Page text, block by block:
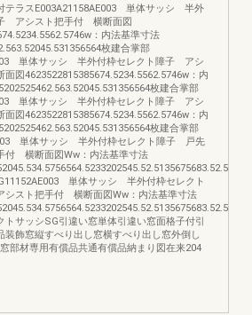
テラスE003A21158AE003 単体サッシ 半外
アシスト把手付 横断面図
：内法基準寸法
枚建合掌部
単体サッシ 半外付枠セレクト障子 アシ
図4623522815385674.5234.5562.5746w：内
枚建合掌部
単体サッシ 半外付枠セレクト障子 アシ
図4623522815385674.5234.5562.5746w：内
枚建合掌部
単体サッシ 半外付枠セレクト障子 戸先
横断面図Ww：内法基準寸法
単体サッシ 半外付枠セレクト
スト把手付 横断面図Ww：内法基準寸法
トサッシSG引違い窓単体引違い窓面格子付引
装飾窓縦すべり出し窓横すべり出し窓外倒し
部材専用有償品共通有償品納まり図在来204